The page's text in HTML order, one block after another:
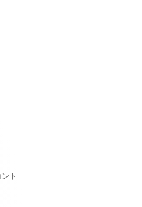
ント